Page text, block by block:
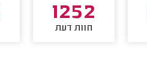
1252
חוות דעת